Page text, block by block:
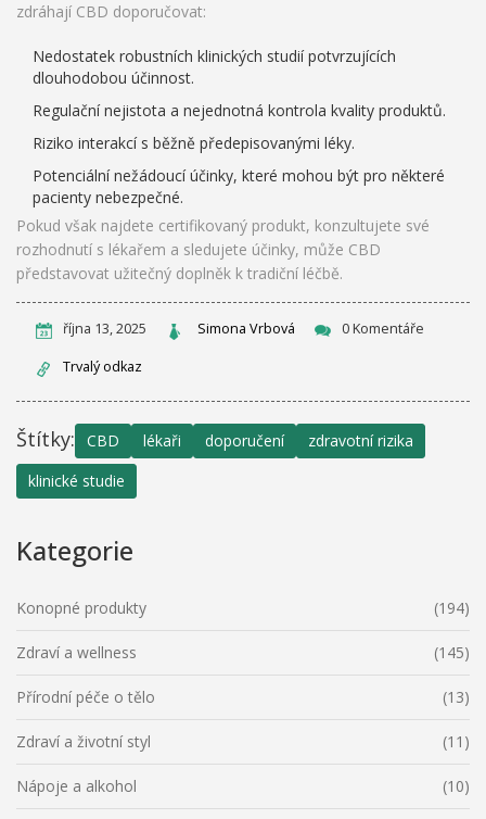
zdráhají CBD doporučovat:
Nedostatek robustních klinických studií potvrzujících
dlouhodobou účinnost.
Regulační nejistota a nejednotná kontrola kvality produktů.
Riziko interakcí s běžně předepisovanými léky.
Potenciální nežádoucí účinky, které mohou být pro některé
pacienty nebezpečné.
Pokud však najdete certifikovaný produkt, konzultujete své
rozhodnutí s lékařem a sledujete účinky, může CBD
představovat užitečný doplněk k tradiční léčbě.
října 13, 2025 Simona Vrbová 0 Komentáře
Trvalý odkaz
Štítky: CBD lékaři doporučení
zdravotní rizika
klinické studie
Kategorie
Konopné produkty (194)
Zdraví a wellness (145)
Přírodní péče o tělo (13)
Zdraví a životní styl (11)
Nápoje a alkohol (10)